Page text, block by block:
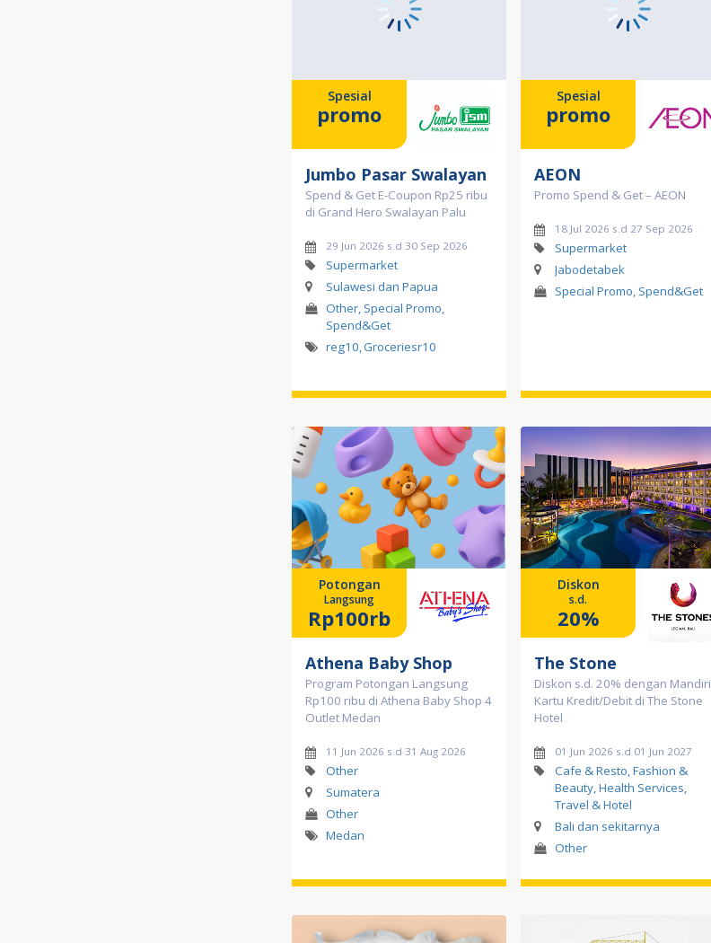
Spesial
promo
Jumbo Pasar Swalayan
Spend & Get E-Coupon Rp25 ribu
di Grand Hero Swalayan Palu
29 Jun 2026 s.d 30 Sep 2026
Supermarket
Sulawesi dan Papua
Other, Special Promo,
Spend&Get
reg10,Groceriesr10
Spesial
promo
AEON
Promo Spend & Get – AEON
18 Jul 2026 s.d 27 Sep 2026
Supermarket
Jabodetabek
Special Promo, Spend&Get
Potongan
Langsung
Rp100rb
Athena Baby Shop
Program Potongan Langsung
Rp100 ribu di Athena Baby Shop 4
Outlet Medan
11 Jun 2026 s.d 31 Aug 2026
Other
Sumatera
Other
Medan
Diskon
s.d.
20%
The Stone
Diskon s.d. 20% dengan Mandiri
Kartu Kredit/Debit di The Stone
Hotel
01 Jun 2026 s.d 01 Jun 2027
Cafe & Resto, Fashion &
Beauty, Health Services,
Travel & Hotel
Bali dan sekitarnya
Other